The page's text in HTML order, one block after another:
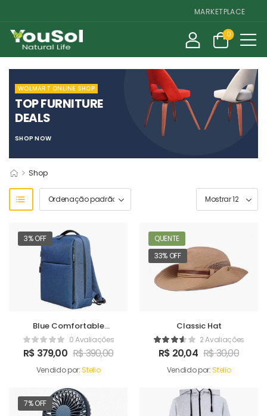
MARKETPLACE DE
0
WOLMART ONLINE SHOP
TOP FURNITURE
DEALS
SHOP NOW
> Shop
3% OFF
Blue Comfortable
Satchel0 Avaliações
R$ 379,00 R$390,00
Vendido por:Stelio
QUENTE
33% OFF
Classic Hat
2 Avaliações
R$ 20,04 R$30,00
Vendido por:Stelio
7% OFF